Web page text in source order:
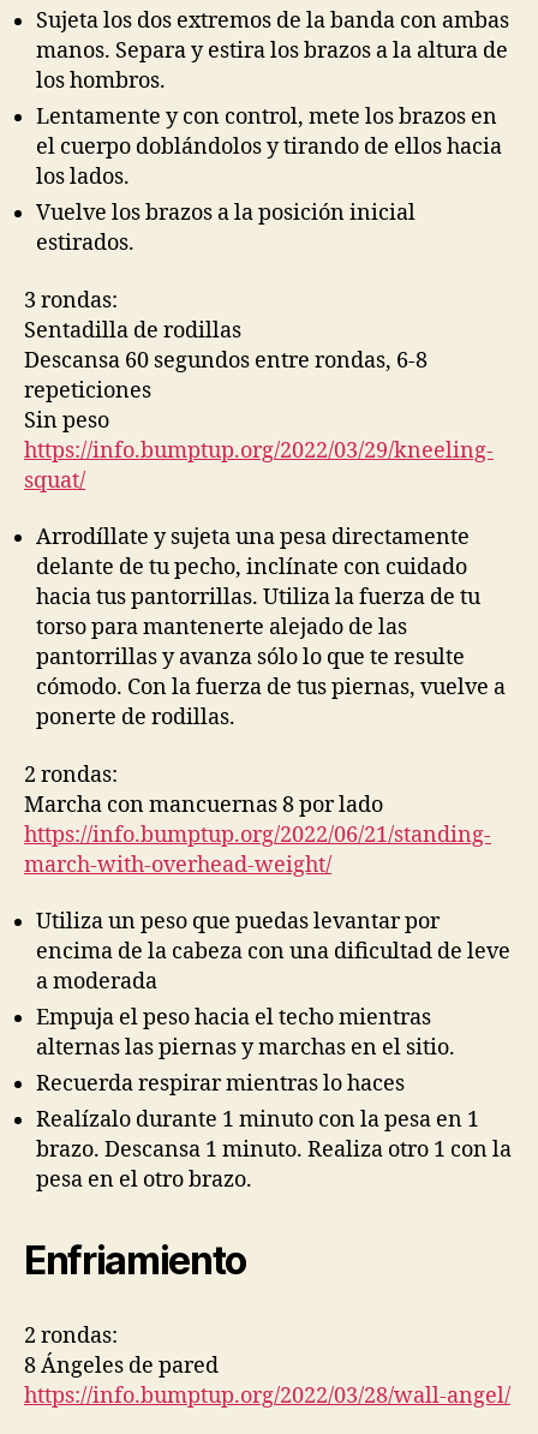
Sujeta los dos extremos de la banda con ambas
manos. Separa y estira los brazos a la altura de
los hombros.
Lentamente y con control, mete los brazos en
el cuerpo doblándolos y tirando de ellos hacia
los lados.
Vuelve los brazos a la posición inicial
estirados.
3 rondas:
Sentadilla de rodillas
Descansa 60 segundos entre rondas, 6-8
repeticiones
Sin peso
https://info.bumptup.org/2022/03/29/kneeling-
squat/
Arrodíllate y sujeta una pesa directamente
delante de tu pecho, inclínate con cuidado
hacia tus pantorrillas. Utiliza la fuerza de tu
torso para mantenerte alejado de las
pantorrillas y avanza sólo lo que te resulte
cómodo. Con la fuerza de tus piernas, vuelve a
ponerte de rodillas.
2 rondas:
Marcha con mancuernas 8 por lado
https://info.bumptup.org/2022/06/21/standing-
march-with-overhead-weight/
Utiliza un peso que puedas levantar por
encima de la cabeza con una dificultad de leve
a moderada
Empuja el peso hacia el techo mientras
alternas las piernas y marchas en el sitio.
Recuerda respirar mientras lo haces
Realízalo durante 1 minuto con la pesa en 1
brazo. Descansa 1 minuto. Realiza otro 1 con la
pesa en el otro brazo.
Enfriamiento
2 rondas:
8 Ángeles de pared
https://info.bumptup.org/2022/03/28/wall-angel/